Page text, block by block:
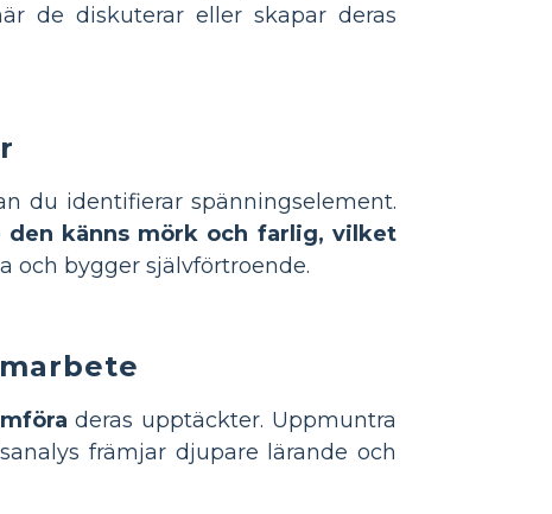
de diskuterar eller skapar deras
du identifierar spänningselement.
känns mörk och farlig, vilket
och bygger självförtroende.
deras upptäckter. Uppmuntra
främjar djupare lärande och